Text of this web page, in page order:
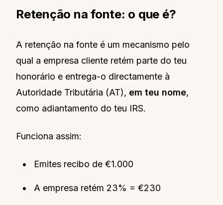
Retenção na fonte: o que é?
A retenção na fonte é um mecanismo pelo
qual a empresa cliente retém parte do teu
honorário e entrega-o directamente à
Autoridade Tributária (AT), em teu nome,
como adiantamento do teu IRS.
Funciona assim:
Emites recibo de €1.000
A empresa retém 23% = €230